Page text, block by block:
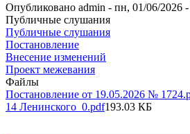
Опубликовано admin - пн, 01/06/2026
Публичные слушания
Публичные слушания
Постановление
Внесение изменений
Проект межевания
Файлы
Постановление от 19.05.2026 №
14 Ленинского_0.pdf193.03 КБ